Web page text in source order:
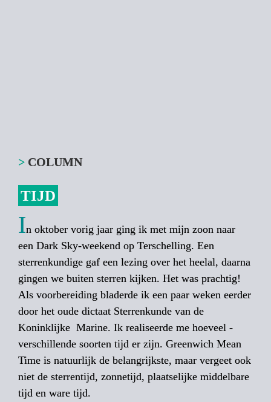
> COLUMN
TIJD
In oktober vorig jaar ging ik met mijn zoon naar
een Dark Sky-weekend op ­Terschelling. Een
sterrenkundige gaf een lezing over het heelal, daarna
gingen we buiten sterren kijken. Het was prachtig!
Als voorbereiding bladerde ik een paar weken eerder
door het oude dictaat Sterrenkunde van de
Koninklijke  Marine. Ik realiseerde me hoeveel ­
verschillende soorten tijd er zijn. Greenwich Mean
Time is natuurlijk de belangrijkste, maar ­vergeet ook
niet de sterrentijd, zonnetijd, plaatselijke middelbare
tijd en ware tijd.